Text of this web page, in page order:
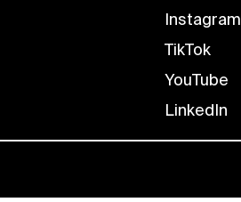
Instagram
TikTok
YouTube
LinkedIn